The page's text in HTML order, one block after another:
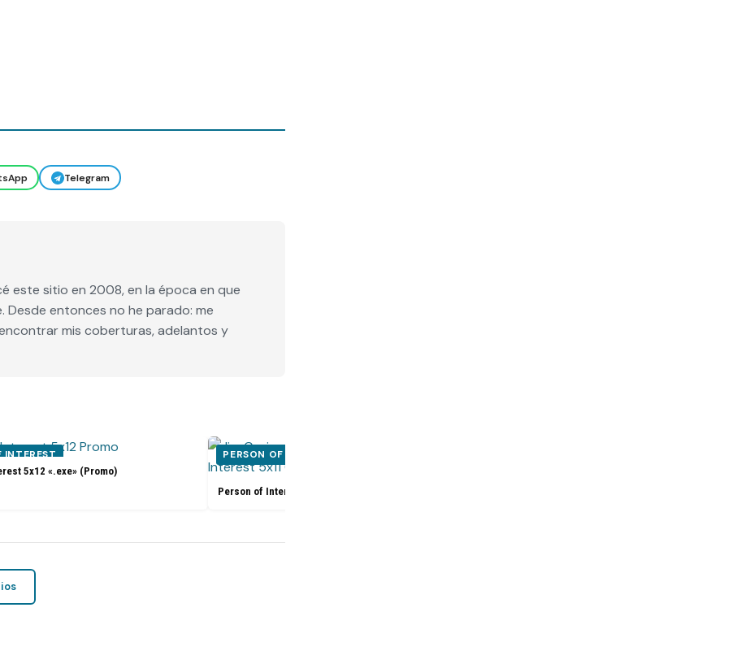
Telegram
este sitio en 2008, en la época en que
Desde entonces no he parado: me
mis coberturas, adelantos y
INTEREST
5x12 «.exe» (Promo)
PERSON OF INTEREST
Person of Interest 5x11 «Synecdoche» (Promo)